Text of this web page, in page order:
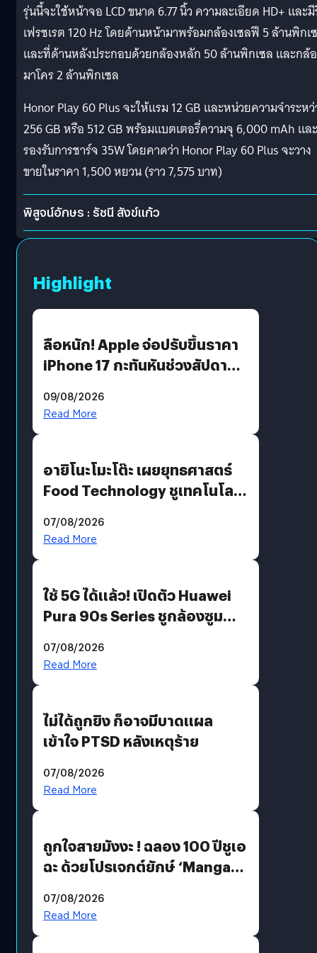
รุ่นนี้จะใช้หน้าจอ LCD ขนาด 6.77 นิ้ว ความละเอียด HD+ และ
เฟรชเรต 120 Hz โดยด้านหน้ามาพร้อมกล้องเซลฟี 5 ล้านพิกเ
และที่ด้านหลังประกอบด้วยกล้องหลัก 50 ล้านพิกเซล และกล้
มาโคร 2 ล้านพิกเซล
Honor Play 60 Plus จะให้แรม 12 GB และหน่วยความจำระห
256 GB หรือ 512 GB พร้อมแบตเตอรี่ความจุ 6,000 mAh และ
รองรับการชาร์จ 35W โดยคาดว่า Honor Play 60 Plus จะวาง
ขายในราคา 1,500 หยวน (ราว 7,575 บาท)
พิสูจน์อักษร : รัชนี สังข์แก้ว
Highlight
ลือหนัก! Apple จ่อปรับขึ้นราคา
iPhone 17 กะทันหันช่วงสัปดาห์ที่
09/08/2026
Read More
อายิโนะโมะโต๊ะ เผยยุทธศาสตร์
Food Technology ชูเทคโนโลยี
บริโภคและ B2B
07/08/2026
Read More
ใช้ 5G ได้แล้ว! เปิดตัว Huawei
Pura 90s Series ชูกล้องซูม
07/08/2026
Read More
ไม่ได้ถูกยิง ก็อาจมีบาดแผล
เข้าใจ PTSD หลังเหตุร้าย
07/08/2026
Read More
ถูกใจสายมังงะ ! ฉลอง 100 ปีชูเอ
ฉะ ด้วยโปรเจกต์ยักษ์ ‘Manga
มีภาษาไทยด้วย
07/08/2026
Read More